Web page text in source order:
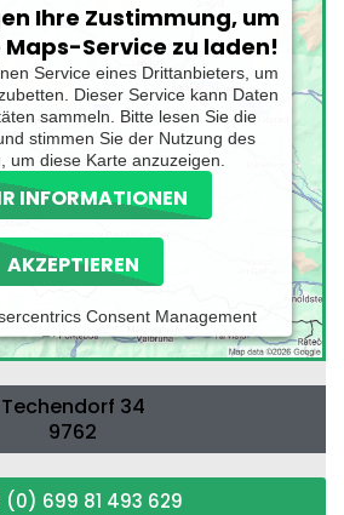
Ihre Zustimmung, um
Maps-Service zu laden!
Service eines Drittanbieters, um
Dieser Service kann Daten
sammeln. Bitte lesen Sie die
stimmen Sie der Nutzung des
um diese Karte anzuzeigen.
INFORMATIONEN
AKZEPTIEREN
Consent Management
Platform
Techendorf 34
9762
(0) 699 81 493 629